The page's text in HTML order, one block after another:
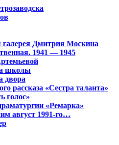
галерея Дмитрия Москина
1941 — 1945
школы
двора
рассказа «Сестра таланта»
голос»
«Ремарка»
август 1991-го…